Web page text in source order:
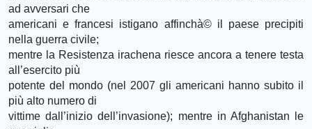
ad avversari che
americani e francesi istigano affinchà© il paese precipiti
nella guerra civile;
mentre la Resistenza irachena riesce ancora a tenere testa
all’esercito più
potente del mondo (nel 2007 gli americani hanno subito il
più alto numero di
vittime dall’inizio dell’invasione); mentre in Afghanistan le